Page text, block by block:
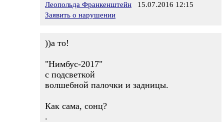
Леопольда Франкенштейн 15.07.2016 12:15
Заявить о нарушении
))а то!
"Нимбус-2017"
с подсветкой
волшебной палочки и задницы.
Как сама, сонц?
.